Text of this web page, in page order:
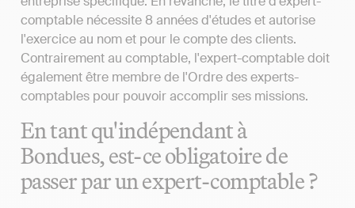
comptable nécessite 8 années d'études et autorise
l'exercice au nom et pour le compte des clients.
Contrairement au comptable, l'expert-comptable doit
également être membre de l'Ordre des experts-
comptables pour pouvoir accomplir ses missions.
En tant qu'indépendant à
Bondues, est-ce obligatoire de
passer par un expert-comptable ?